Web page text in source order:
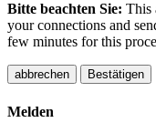
Bitte beachten Sie: This
your connections and
few minutes for this
Bestätigen
Melden